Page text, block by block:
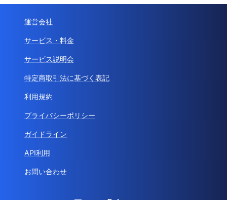
運営会社
サービス・料金
サービス説明会
特定商取引法に基づく表記
利用規約
プライバシーポリシー
ガイドライン
API利用
お問い合わせ